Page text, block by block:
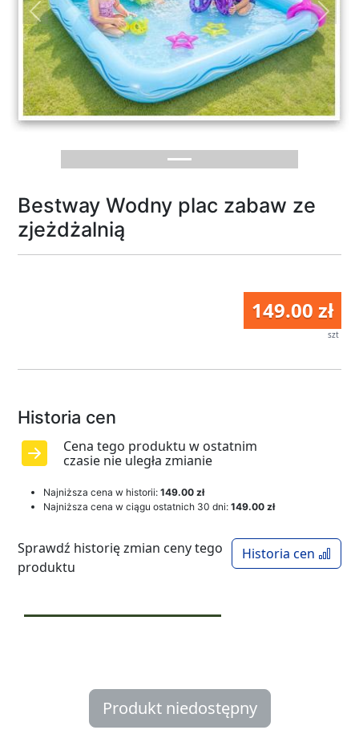
Previous Next
Bestway Wodny plac zabaw ze
zjeżdżalnią
149.00 zł
szt
Historia cen
Cena tego produktu w ostatnim
czasie nie uległa zmianie
Najniższa cena w historii: 149.00 zł
Najniższa cena w ciągu ostatnich 30 dni: 149.00 zł
Historia cen
Sprawdź historię zmian ceny tego
produktu
Produkt niedostępny